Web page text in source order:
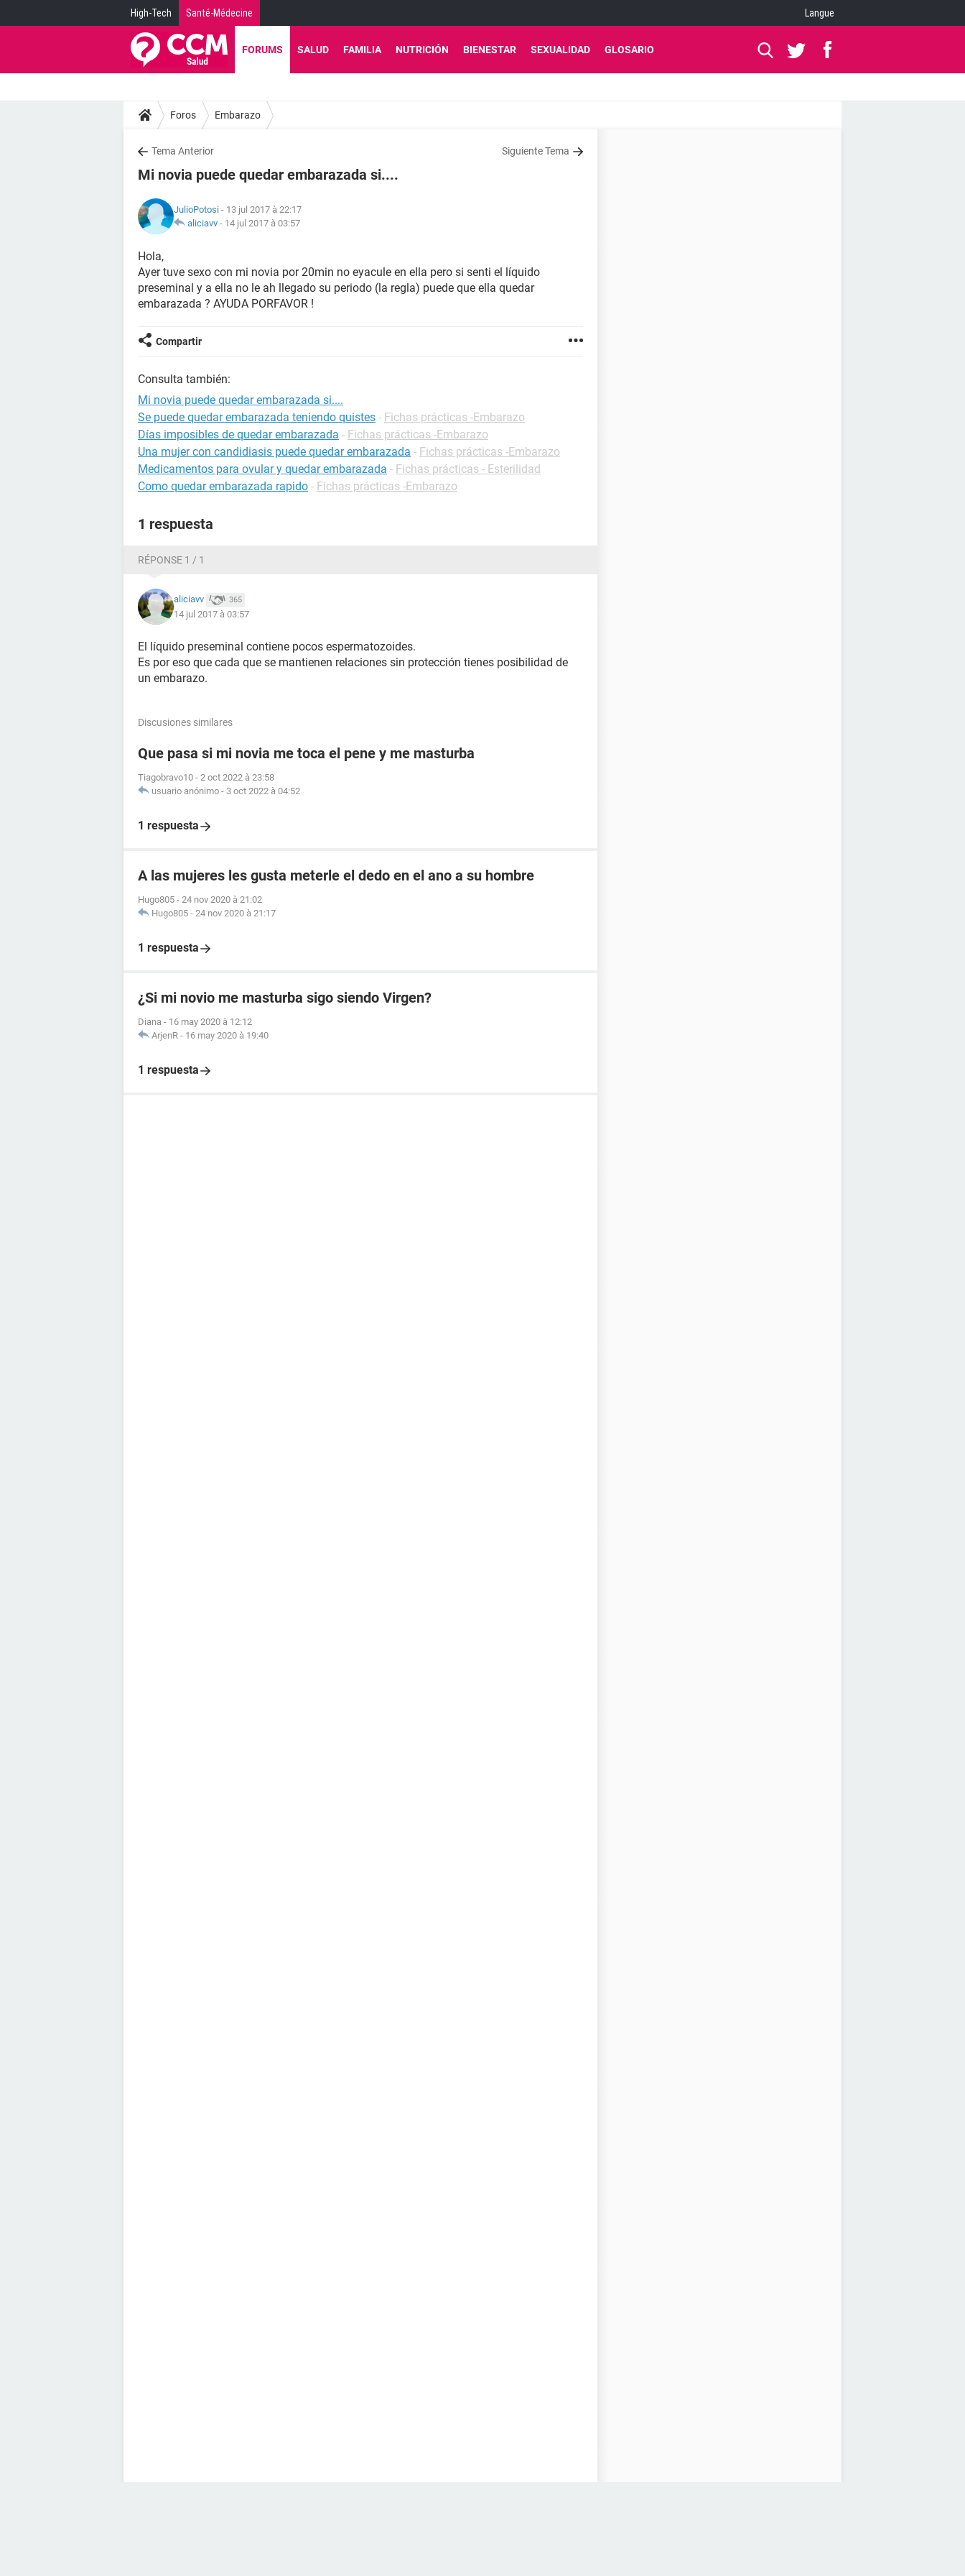
High-Tech Santé-Médecine Langue
FORUMS SALUD FAMILIA NUTRICIÓN BIENESTAR SEXUALIDAD GLOSARIO
Foros Embarazo
Tema Anterior Siguiente Tema
Mi novia puede quedar embarazada si....
JulioPotosi - 13 jul 2017 à 22:17
aliciavv - 14 jul 2017 à 03:57
Hola,
Ayer tuve sexo con mi novia por 20min no eyacule en ella pero si senti el líquido
preseminal y a ella no le ah llegado su periodo (la regla) puede que ella quedar
embarazada ? AYUDA PORFAVOR !
Compartir
Consulta también:
Mi novia puede quedar embarazada si....
Se puede quedar embarazada teniendo quistes - Fichas prácticas -Embarazo
Días imposibles de quedar embarazada - Fichas prácticas -Embarazo
Una mujer con candidiasis puede quedar embarazada - Fichas prácticas -Embarazo
Medicamentos para ovular y quedar embarazada - Fichas prácticas - Esterilidad
Como quedar embarazada rapido - Fichas prácticas -Embarazo
1 respuesta
RÉPONSE 1 / 1
aliciavv 365
14 jul 2017 à 03:57
El líquido preseminal contiene pocos espermatozoides.
Es por eso que cada que se mantienen relaciones sin protección tienes posibilidad de
un embarazo.
Discusiones similares
Que pasa si mi novia me toca el pene y me masturba
Tiagobravo10 - 2 oct 2022 à 23:58
usuario anónimo - 3 oct 2022 à 04:52
1 respuesta
A las mujeres les gusta meterle el dedo en el ano a su hombre
Hugo805 - 24 nov 2020 à 21:02
Hugo805 - 24 nov 2020 à 21:17
1 respuesta
¿Si mi novio me masturba sigo siendo Virgen?
Diana - 16 may 2020 à 12:12
ArjenR - 16 may 2020 à 19:40
1 respuesta